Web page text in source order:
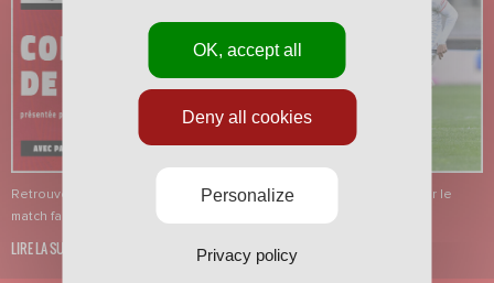
Retrouvez le point-presse de Pablo Correa et Walid Bouabdeli pour le
match face à Nîmes ce vendredi ! La conférence de...
LIRE LA SUITE
OK, accept all
Deny all cookies
Personalize
Privacy policy